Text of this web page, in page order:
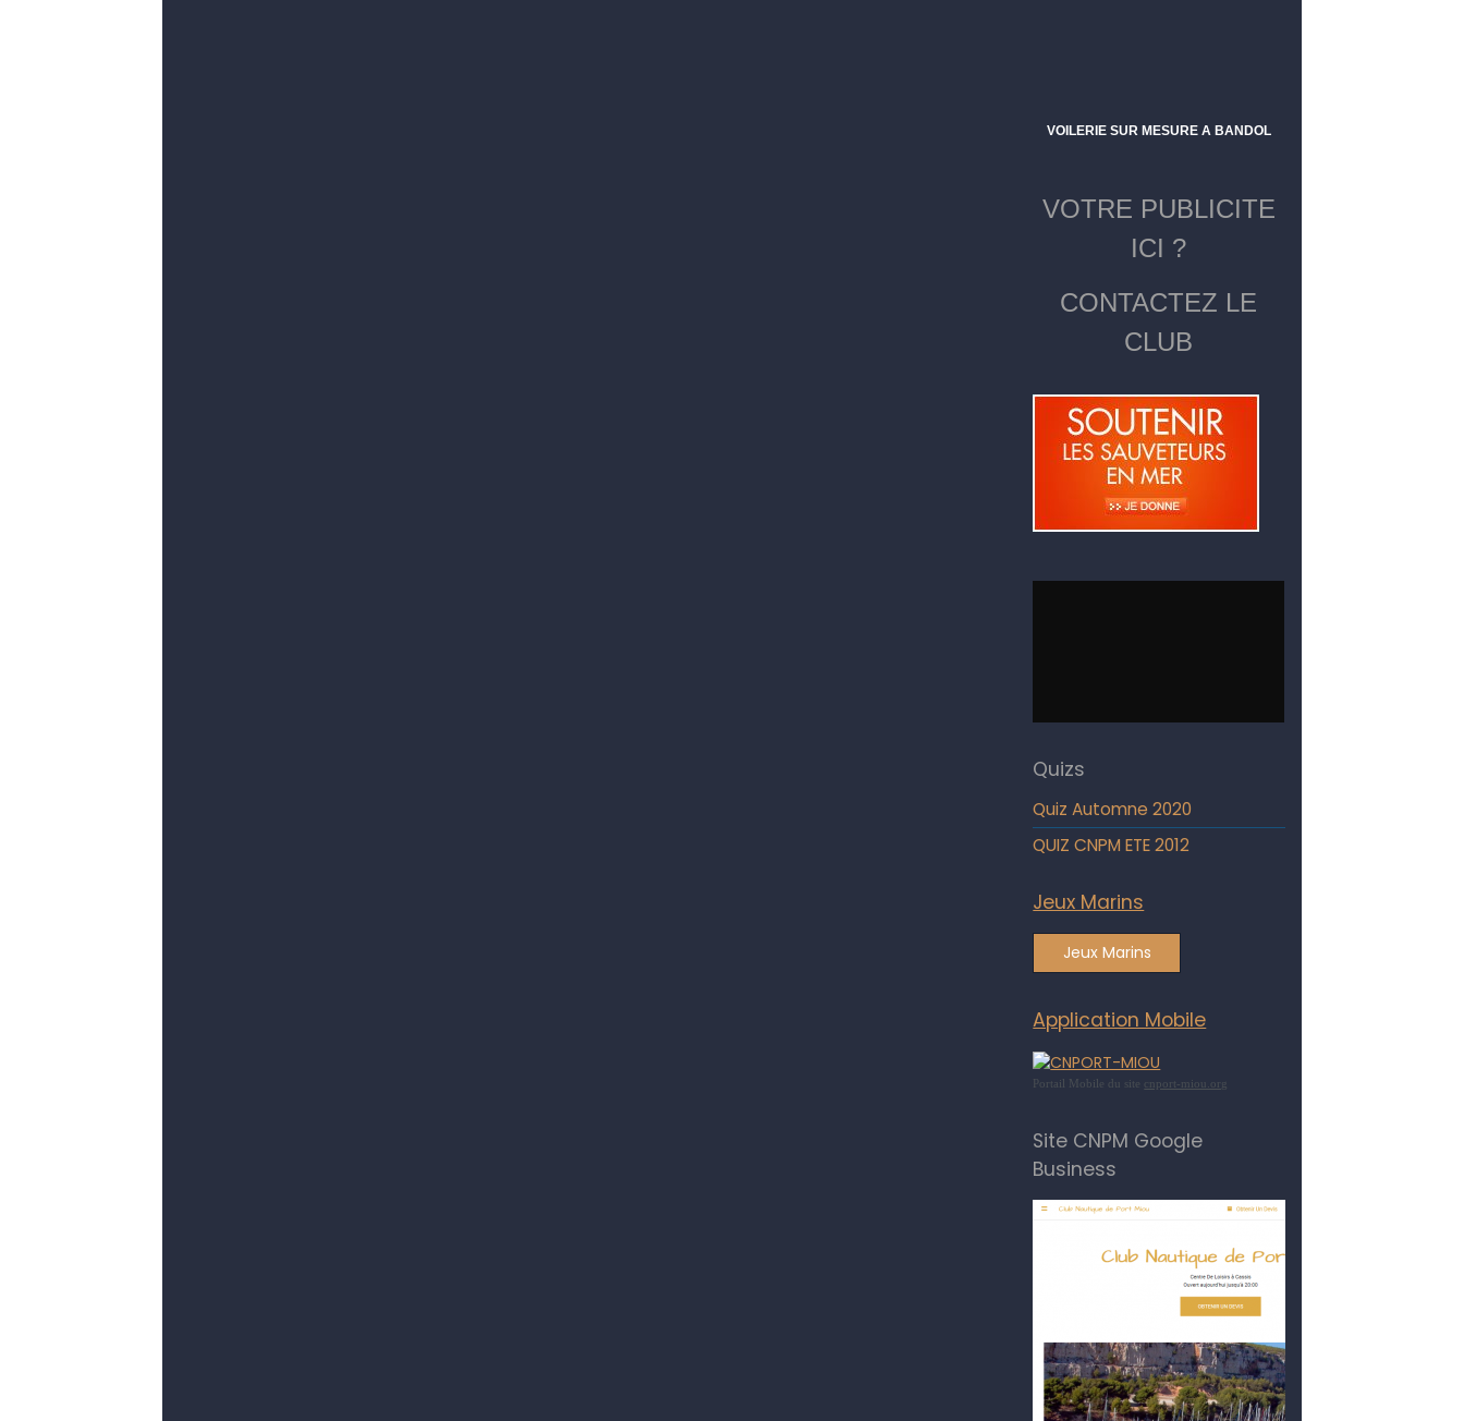
VOILERIE SUR MESURE A BANDOL
VOTRE PUBLICITE
ICI ?
CONTACTEZ LE
CLUB
Quizs
Quiz Automne 2020
QUIZ CNPM ETE 2012
Jeux Marins
Jeux Marins
Application Mobile
Portail Mobile du site cnport-miou.org
Site CNPM Google
Business